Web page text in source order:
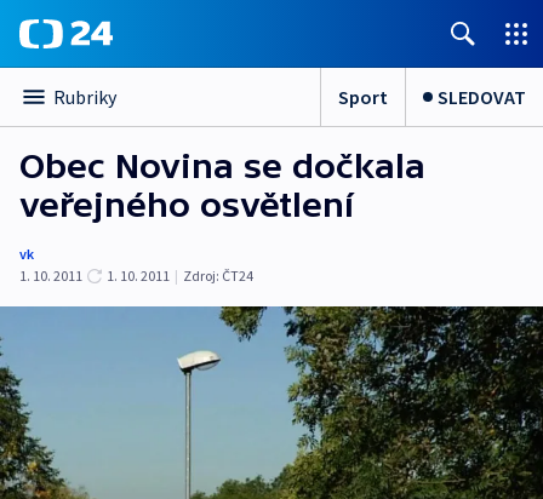
Rubriky Sport SLEDOVAT
Obec Novina se dočkala
veřejného osvětlení
vk
1. 10. 2011
1. 10. 2011 | Zdroj: ČT24